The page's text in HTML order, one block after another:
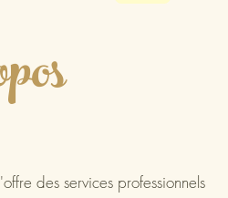
des services professionnels